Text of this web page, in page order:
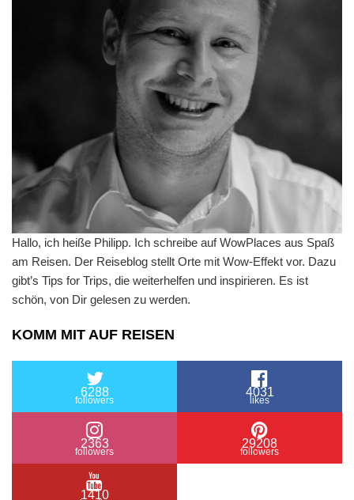
Hallo, ich heiße Philipp. Ich schreibe auf WowPlaces aus Spaß
am Reisen. Der Reiseblog stellt Orte mit Wow-Effekt vor. Dazu
gibt’s Tips for Trips, die weiterhelfen und inspirieren. Es ist
schön, von Dir gelesen zu werden.
KOMM MIT AUF REISEN
6288
followers
4031
likes
2363
followers
29208
followers
1410